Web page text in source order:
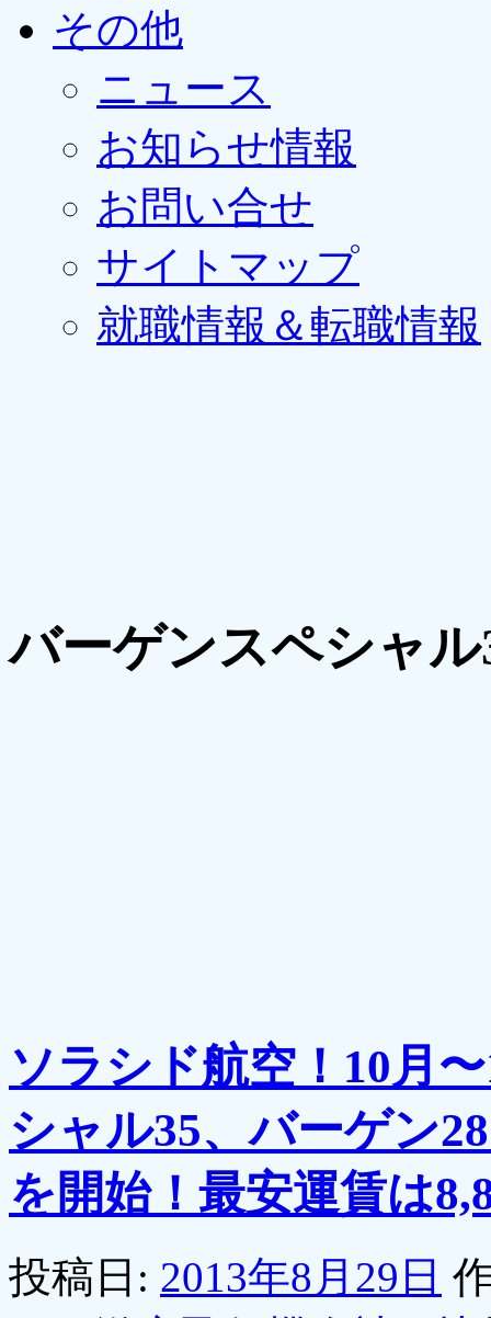
その他
ニュース
お知らせ情報
お問い合せ
サイトマップ
就職情報＆転職情報
バーゲンスペシャ
ソラシド航空！10月
シャル35、バーゲン
を開始！最安運賃は
投稿日: 2013年8月29日